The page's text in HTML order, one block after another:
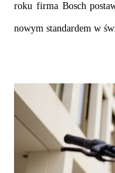
roku firma Bosch
nowym standardem w